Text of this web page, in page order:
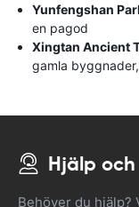
Yunfengshan
en pagod
Xingtan Ancient
gamla
Hjälp
Behöver du hjälp?